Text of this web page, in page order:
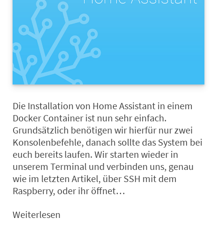
Die Installation von Home Assistant in einem
Docker Container ist nun sehr einfach.
Grundsätzlich benötigen wir hierfür nur zwei
Konsolenbefehle, danach sollte das System bei
euch bereits laufen. Wir starten wieder in
unserem Terminal und verbinden uns, genau
wie im letzten Artikel, über SSH mit dem
Raspberry, oder ihr öffnet…
Weiterlesen